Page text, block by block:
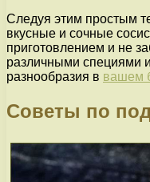
Следуя этим простым
вкусные и сочные
приготовлением и не
различными специями
разнообразия в вашем
Советы по